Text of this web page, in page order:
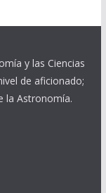
y las Ciencias
de aficionado;
la Astronomía.